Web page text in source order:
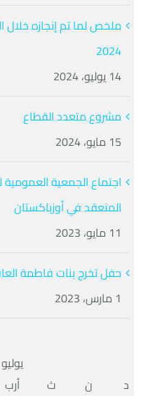
ملخص لما تم إنجازه خلال
2024
14 يوليو، 2024
مشروع متعدد القطاع
15 مايو، 2024
اجتماع الجمعية
المنعقد في أوزباكستان
11 مايو، 2023
حفل تخرج بنات فاطمة
1 مارس، 2023
يوليو 2019
د
ن ث أرب